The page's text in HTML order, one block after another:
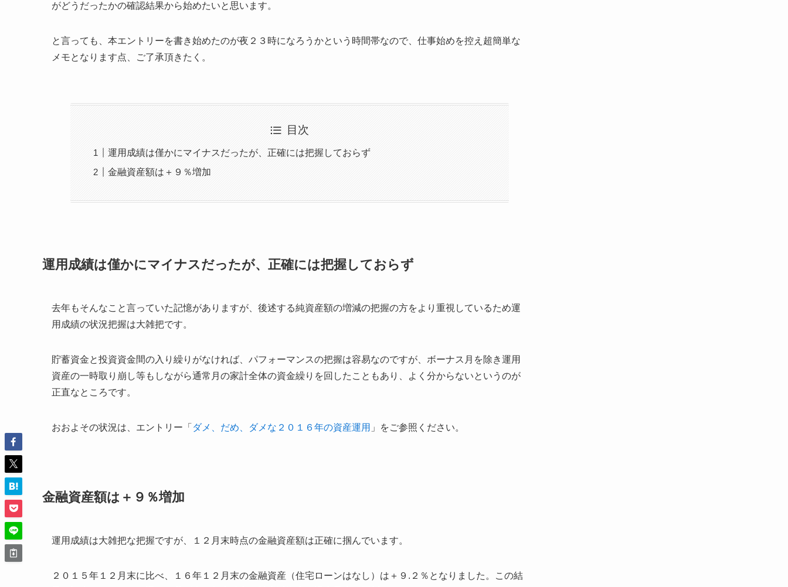
がどうだったかの確認結果から始めたいと思います。
と言っても、本エントリーを書き始めたのが夜２３時になろうかという時間帯なので、仕事始めを控え超簡単な
メモとなります点、ご了承頂きたく。
目次
運用成績は僅かにマイナスだったが、正確には把握しておらず
金融資産額は＋９％増加
運用成績は僅かにマイナスだったが、正確には把握しておらず
去年もそんなこと言っていた記憶がありますが、後述する純資産額の増減の把握の方をより重視しているため運
用成績の状況把握は大雑把です。
貯蓄資金と投資資金間の入り繰りがなければ、パフォーマンスの把握は容易なのですが、ボーナス月を除き運用
資産の一時取り崩し等もしながら通常月の家計全体の資金繰りを回したこともあり、よく分からないというのが
正直なところです。
おおよその状況は、エントリー「 ダメ、だめ、ダメな２０１６年の資産運用 」をご参照ください。
金融資産額は＋９％増加
運用成績は大雑把な把握ですが、１２月末時点の金融資産額は正確に掴んでいます。
２０１５年１２月末に比べ、１６年１２月末の金融資産（住宅ローンはなし）は＋９.２％となりました。この結